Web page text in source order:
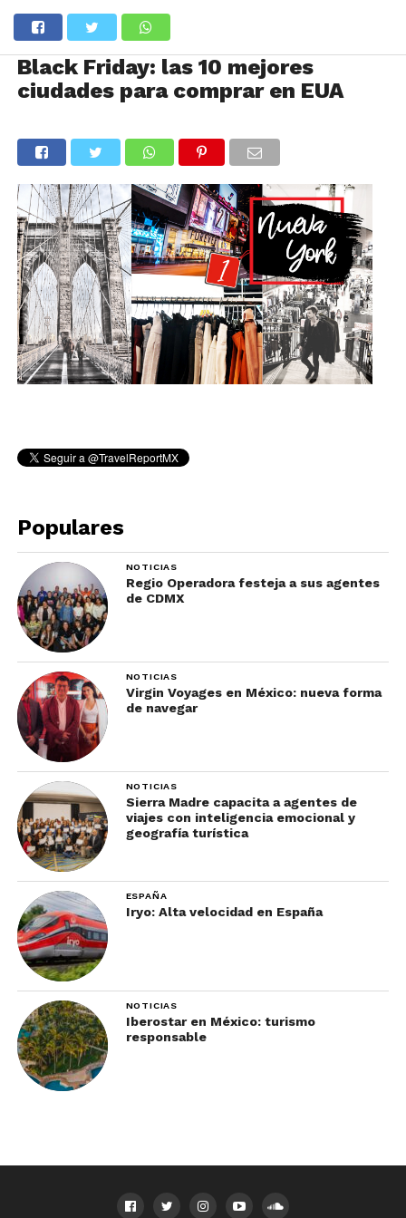
Black Friday: las 10 mejores
ciudades para comprar en EUA
Populares
NOTICIAS
Regio Operadora festeja a sus agentes
de CDMX
NOTICIAS
Virgin Voyages en México: nueva forma
de navegar
NOTICIAS
Sierra Madre capacita a agentes de
viajes con inteligencia emocional y
geografía turística
ESPAÑA
Iryo: Alta velocidad en España
NOTICIAS
Iberostar en México: turismo
responsable